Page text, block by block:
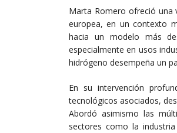
Marta Romero ofreció una
europea, en un contexto
hacia un modelo más
especialmente en usos
hidrógeno desempeña un
En su intervención
tecnológicos asociados,
Abordó asimismo las
sectores como la